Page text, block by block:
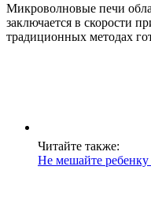
Микроволновые печи
заключается в скорости
традиционных методах
Читайте также:
Не мешайте ребенку